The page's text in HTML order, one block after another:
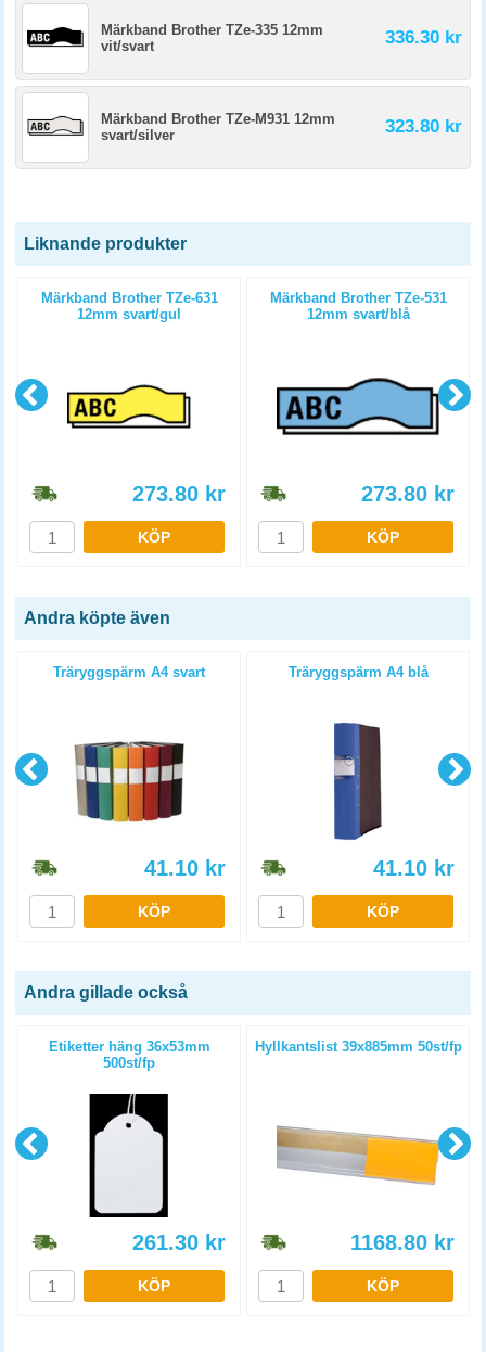
Märkband Brother TZe-335 12mm
vit/svart
336.30 kr
Märkband Brother TZe-M931 12mm
svart/silver
323.80 kr
Liknande produkter
Märkband Brother TZe-631
12mm svart/gul
273.80 kr
KÖP
Märkband Brother TZe-531
12mm svart/blå
273.80 kr
KÖP
Andra köpte även
Träryggspärm A4 svart
41.10 kr
KÖP
Träryggspärm A4 blå
41.10 kr
KÖP
Andra gillade också
Etiketter häng 36x53mm
500st/fp
261.30 kr
KÖP
Hyllkantslist 39x885mm 50st/fp
1168.80 kr
KÖP